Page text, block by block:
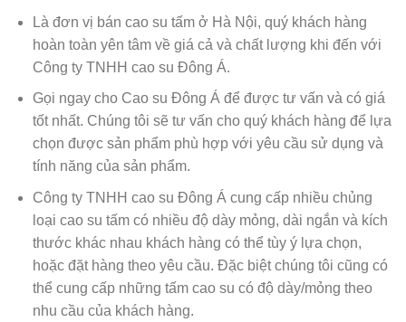
Là đơn vị bán cao su tấm ở Hà Nội, quý khách hàng
hoàn toàn yên tâm về giá cả và chất lượng khi đến với
Công ty TNHH cao su Đông Á.
Gọi ngay cho Cao su Đông Á để được tư vấn và có giá
tốt nhất. Chúng tôi sẽ tư vấn cho quý khách hàng để lựa
chọn được sản phẩm phù hợp với yêu cầu sử dụng và
tính năng của sản phẩm.
Công ty TNHH cao su Đông Á cung cấp nhiều chủng
loại cao su tấm có nhiều độ dày mỏng, dài ngắn và kích
thước khác nhau khách hàng có thể tùy ý lựa chọn,
hoặc đặt hàng theo yêu cầu. Đặc biệt chúng tôi cũng có
thể cung cấp những tấm cao su có độ dày/mỏng theo
nhu cầu của khách hàng.